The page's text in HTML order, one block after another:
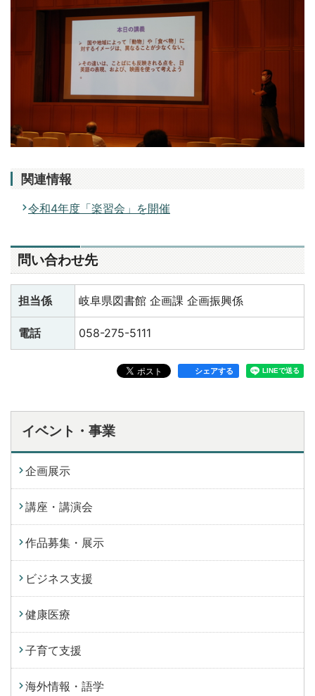
関連情報
令和4年度「楽習会」を開催
問い合わせ先
担当係 岐阜県図書館 企画課 企画振興係
電話 058-275-5111
シェアする
イベント・事業
企画展示
講座・講演会
作品募集・展示
ビジネス支援
健康医療
子育て支援
海外情報・語学